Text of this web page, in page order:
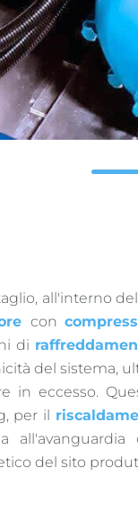
all'interno
con
di
del sistema,
in eccesso.
per il
del sito